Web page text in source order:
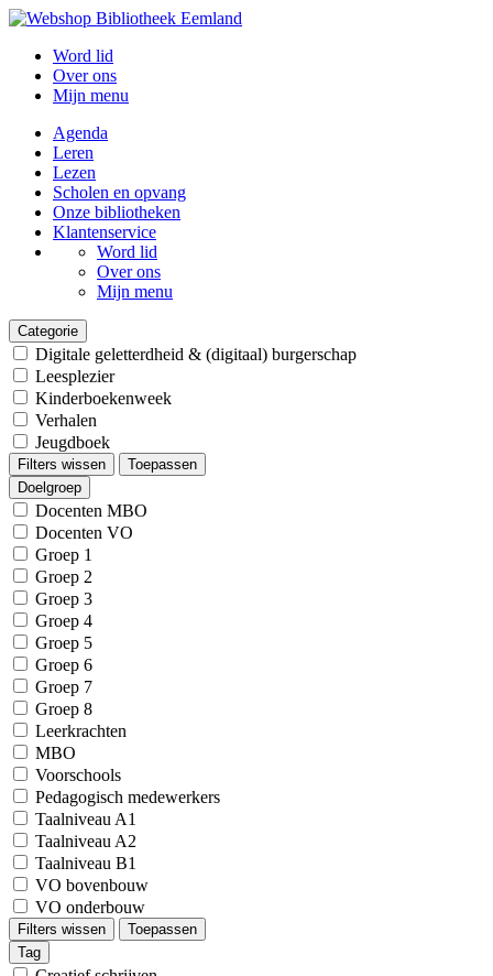
Word lid
Over ons
Mijn menu
Agenda
Leren
Lezen
Scholen en opvang
Onze bibliotheken
Klantenservice
Word lid
Over ons
Mijn menu
Categorie
Digitale geletterdheid & (digitaal) burgerschap
Leesplezier
Kinderboekenweek
Verhalen
Jeugdboek
Filters wissen
Toepassen
Doelgroep
Docenten MBO
Docenten VO
Groep 1
Groep 2
Groep 3
Groep 4
Groep 5
Groep 6
Groep 7
Groep 8
Leerkrachten
MBO
Voorschools
Pedagogisch medewerkers
Taalniveau A1
Taalniveau A2
Taalniveau B1
VO bovenbouw
VO onderbouw
Filters wissen
Toepassen
Tag